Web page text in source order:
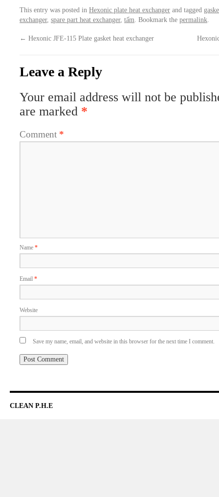
This entry was posted in Hexonic plate heat exchanger and tagged
exchanger, spare part heat exchanger, tấm . Bookmark the permalink
← Hexonic JFE-115 Plate gasket heat exchanger
Leave a Reply
Your email address will not be
are marked *
Comment *
Name *
Email *
Website
Save my name, email, and website in this browser for the next time I comment.
CLEAN P.H.E